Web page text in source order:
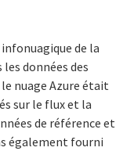
de la
données des
nuage Azure était
sur le flux et la
de référence et
également fourni